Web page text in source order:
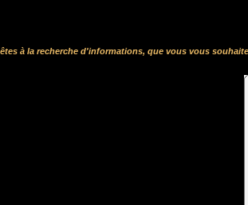
à la recherche d'informations, que vous vous